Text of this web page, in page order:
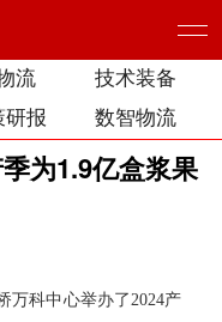
流
技术装备
报 数智物流
为1.9亿盒浆果
万科中心举办了2024产